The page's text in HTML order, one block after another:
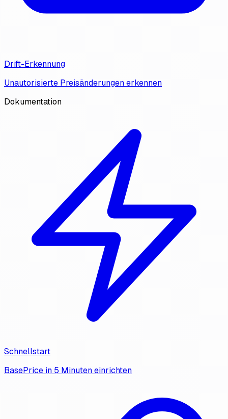
Drift-Erkennung
Unautorisierte Preisänderungen erkennen
Dokumentation
Schnellstart
BasePrice in 5 Minuten einrichten